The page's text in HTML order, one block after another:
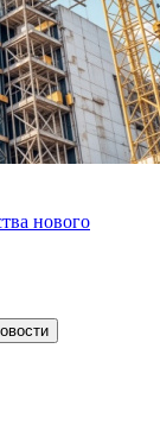
нового